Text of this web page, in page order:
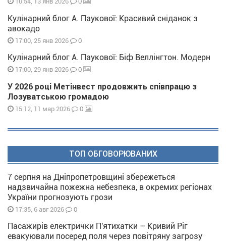
Кулінарний блог А. Паукової: Красивий сніданок з
авокадо
17:00, 25 янв 2026 0
Кулінарний блог А. Паукової: Біф Веллінгтон. Модерн
17:00, 29 янв 2026 0
У 2026 році Метінвест продовжить співпрацю з
Лозуватською громадою
15:12, 11 мар 2026 0
ТОП ОБГОВОРЮВАНИХ
7 серпня на Дніпропетровщині збережеться
надзвичайна пожежна небезпека, в окремих регіонах
України прогнозують грози
17:35, 6 авг 2026 0
Пасажирів електрички П'ятихатки – Кривий Ріг
евакуювали посеред поля через повітряну загрозу